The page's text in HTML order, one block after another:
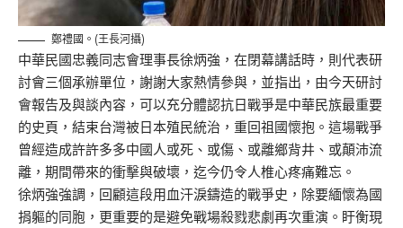
鄭禮國。(王長河攝)
中華民國忠義同志會理事長徐炳強，在閉幕講話時，則代表研
討會三個承辦單位，謝謝大家熱情參與，並指出，由今天研討
會報告及與談內容，可以充分體認抗日戰爭是中華民族最重要
的史頁，結束台灣被日本殖民統治，重回祖國懷抱。這場戰爭
曾經造成許許多多中國人或死、或傷、或離鄉背井、或顛沛流
離，期間帶來的衝擊與破壞，迄今仍令人椎心疼痛難忘。
徐炳強強調，回顧這段用血汗淚鑄造的戰爭史，除要緬懷為國
捐軀的同胞，更重要的是避免戰場殺戮悲劇再次重演。盱衡現